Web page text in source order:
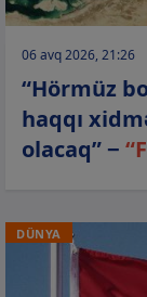
06 avq 2026, 21:26
“Hörmüz
haqqı
olacaq” −
DÜNYA